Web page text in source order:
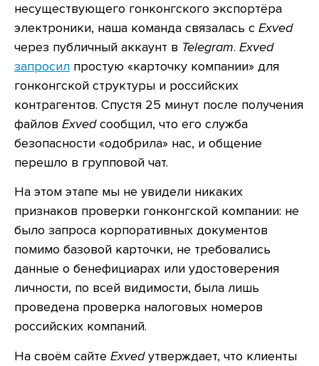
несуществующего гонконгского экспортёра
электроники, наша команда связалась с Exved
через публичный аккаунт в Telegram. Exved
запросил простую «карточку компании» для
гонконгской структуры и российских
контрагентов. Спустя 25 минут после получения
файлов Exvedсообщил, что его служба
безопасности «одобрила» нас, и общение
перешло в групповой чат.
На этом этапе мы не увидели никаких
признаков проверки гонконгской компании: не
было запроса корпоративных документов
помимо базовой карточки, не требовались
данные о бенефициарах или удостоверения
личности, по всей видимости, была лишь
проведена проверка налоговых номеров
российских компаний.
На своём сайте Exvedутверждает, что клиенты